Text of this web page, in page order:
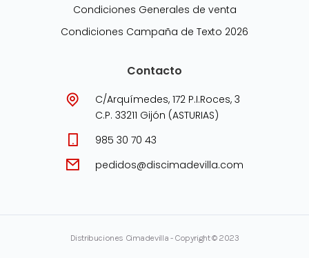
Condiciones Generales de venta
Condiciones Campaña de Texto 2026
Contacto
C/Arquímedes, 172 P.I.Roces, 3
C.P. 33211 Gijón (ASTURIAS)
985 30 70 43
pedidos@discimadevilla.com
Distribuciones Cimadevilla - Copyright © 2023